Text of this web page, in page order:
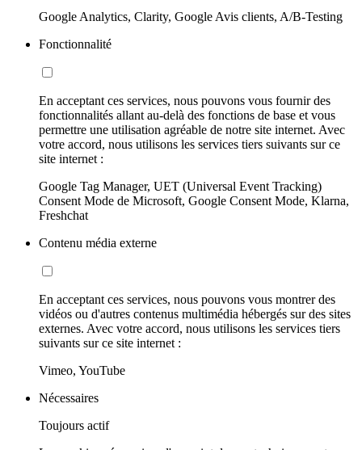
Google Analytics, Clarity, Google Avis clients, A/B-Testing
Fonctionnalité
En acceptant ces services, nous pouvons vous fournir des
fonctionnalités allant au-delà des fonctions de base et vous
permettre une utilisation agréable de notre site internet. Avec
votre accord, nous utilisons les services tiers suivants sur ce
site internet :
Google Tag Manager, UET (Universal Event Tracking)
Consent Mode de Microsoft, Google Consent Mode, Klarna,
Freshchat
Contenu média externe
En acceptant ces services, nous pouvons vous montrer des
vidéos ou d'autres contenus multimédia hébergés sur des sites
externes. Avec votre accord, nous utilisons les services tiers
suivants sur ce site internet :
Vimeo, YouTube
Nécessaires
Toujours actif